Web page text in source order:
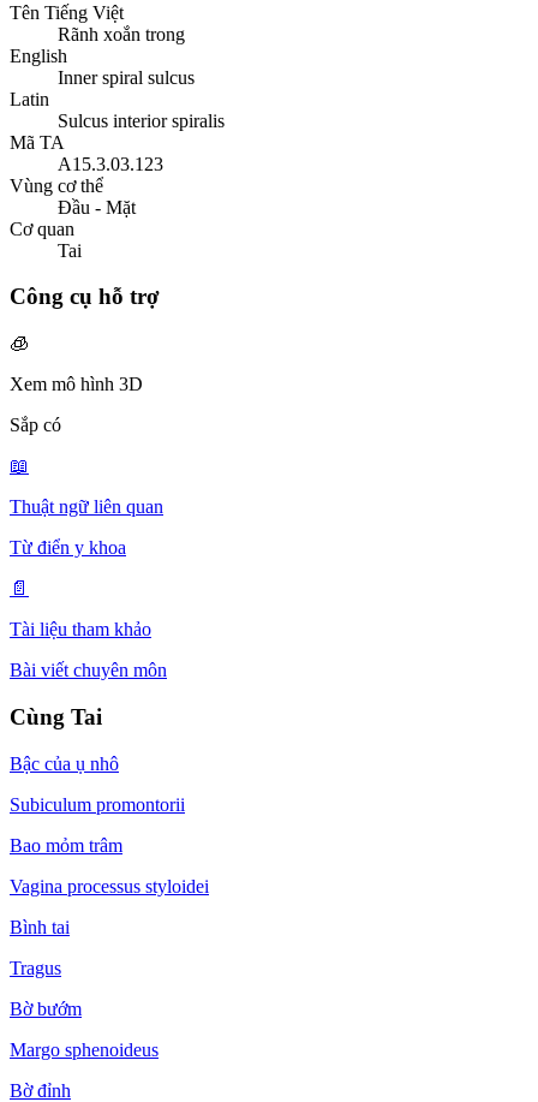
Tên Tiếng Việt
Rãnh xoắn trong
English
Inner spiral sulcus
Latin
Sulcus interior spiralis
Mã TA
A15.3.03.123
Vùng cơ thể
Đầu - Mặt
Cơ quan
Tai
Công cụ hỗ trợ
🧊
Xem mô hình 3D
Sắp có
📖
Thuật ngữ liên quan
Từ điển y khoa
📄
Tài liệu tham khảo
Bài viết chuyên môn
Cùng Tai
Bậc của ụ nhô
Subiculum promontorii
Bao mỏm trâm
Vagina processus styloidei
Bình tai
Tragus
Bờ bướm
Margo sphenoideus
Bờ đỉnh